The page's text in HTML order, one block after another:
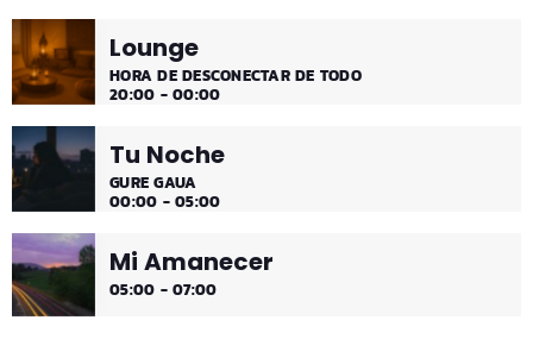
Lounge
HORA DE DESCONECTAR DE TODO
20:00 - 00:00
Tu Noche
GURE GAUA
00:00 - 05:00
Mi Amanecer
05:00 - 07:00